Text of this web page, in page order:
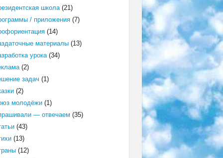
школа(21)
/ приложения(7)
(14)
материалы(13)
урока(34)
(2)
задач (1)
(2)
молодёжи(1)
— отвечаем (35)
(43)
(13)
(12)